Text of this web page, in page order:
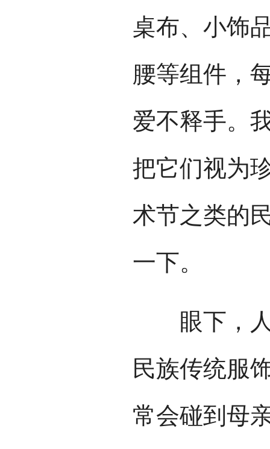
桌布、小饰
腰等组件，
爱不释手。
把它们视为
术节之类的
一下。
眼下，人
民族传统服
常会碰到母